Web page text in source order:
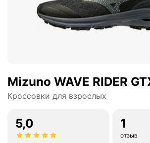
Mizuno WAVE RIDER
Кроссовки для взрослых
5,0 1
отзыв